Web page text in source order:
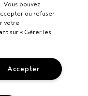
Vous pouvez
ou refuser
votre
sur « Gérer les
Accepter